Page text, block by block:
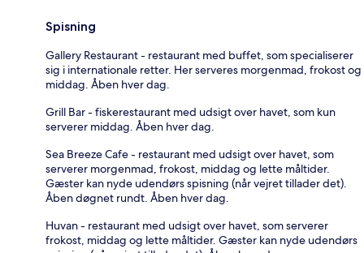
Spisning
Gallery Restaurant - restaurant med buffet, som specialiserer
sig i internationale retter. Her serveres morgenmad, frokost og
middag. Åben hver dag.
Grill Bar - fiskerestaurant med udsigt over havet, som kun
serverer middag. Åben hver dag.
Sea Breeze Cafe - restaurant med udsigt over havet, som
serverer morgenmad, frokost, middag og lette måltider.
Gæster kan nyde udendørs spisning (når vejret tillader det).
Åben døgnet rundt. Åben hver dag.
Huvan - restaurant med udsigt over havet, som serverer
frokost, middag og lette måltider. Gæster kan nyde udendørs